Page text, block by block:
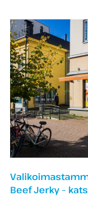
Beef Jerky –